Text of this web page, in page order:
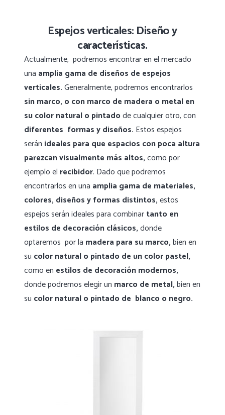
Espejos verticales: Diseño y
características.
Actualmente, podremos encontrar en el mercado
una amplia gama de diseños de espejos
verticales.Generalmente, podremos encontrarlos
sin marco, o con marco de madera o metal en
su color natural o pintadode cualquier otro, con
diferentes formas y diseños. Estos espejos
serán ideales para que espacios con poca altura
parezcan visualmente más altos,como por
ejemplo el recibidor. Dado que podremos
encontrarlos en una amplia gama de materiales,
colores, diseños y formas distintos,estos
espejos serán ideales para combinartanto en
estilos de decoración clásicos,donde
optaremos por la madera para su marco,bien en
su color natural o pintado de un color pastel,
como en estilos de decoración modernos,
donde podremos elegir un marco de metal,bien en
su color natural o pintado de blanco o negro.